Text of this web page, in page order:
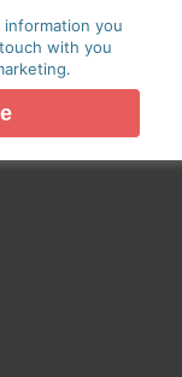
you
with you